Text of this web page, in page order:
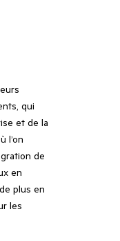
qui
et de la
l’on
de
en
plus en
les